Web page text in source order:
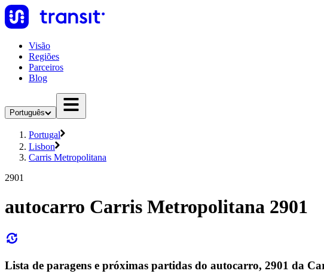
Visão
Regiões
Parceiros
Blog
Português
Portugal
Lisbon
Carris Metropolitana
2901
autocarro Carris Metropolitana 2901
Lista de paragens e próximas partidas do autocarro, 2901 da